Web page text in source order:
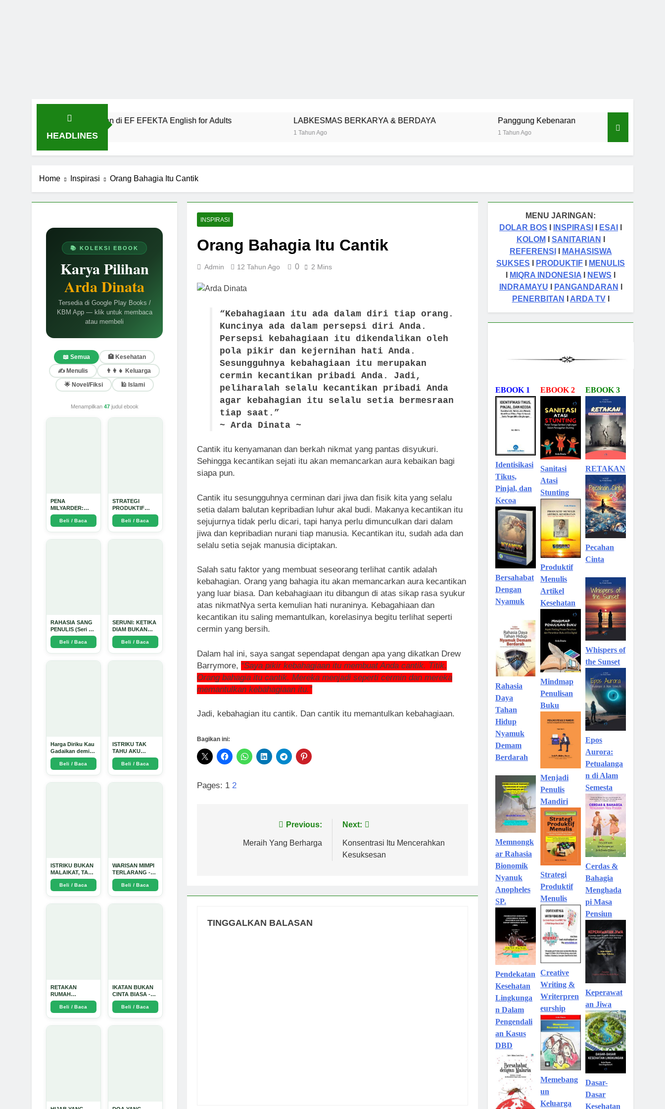
HEADLINES
Kekinian di EF EFEKTA English for Adults LABKESMAS BERKARYA & BERDAYA Panggung Kebenaran
Home Inspirasi Orang Bahagia Itu Cantik
📚 KOLEKSI EBOOK
Karya Pilihan
Arda Dinata
Tersedia di Google Play Books /
KBM App — klik untuk membaca
atau membeli
📖 Semua
🏥 Kesehatan
✍️ Menulis
👨‍👩‍👧 Keluarga
🌟 Novel/Fiksi
🕌 Islami
Menampilkan 47judul ebook
PENA
MILYARDER:
Kisah, Rahasia
Sukses, dan
Panduan Menjadi
Beli / Baca
STRATEGI
PRODUKTIF
MENULIS
UPDATE - Arda
Dinata
Beli / Baca
RAHASIA SANG
PENULIS (Seri 1)
- Arda Dinata
Beli / Baca
SERUNI: KETIKA
DIAM BUKAN
LAGI PILIHAN -
Arda Dinata
Beli / Baca
Harga Diriku Kau
Gadaikan demi
Perempuan Itu -
Arda Dinata
Beli / Baca
ISTRIKU TAK
TAHU AKU
PENGUSAHA
EMAS - Arda
Dinata
Beli / Baca
ISTRIKU BUKAN
MALAIKAT, TAPI
AKU JUGA
TIDAK SUCI -
Beli / Baca
WARISAN MIMPI
TERLARANG -
Arda Dinata
Beli / Baca
RETAKAN
RUMAH
TANGGA:
Sebuah
Perjalanan
Beli / Baca
IKATAN BUKAN
CINTA BIASA -
Arda Dinata
Beli / Baca
INSPIRASI
Orang Bahagia Itu Cantik
Admin 12 Tahun Ago 0 2 Mins
“Kebahagiaan itu ada dalam diri tiap orang.
Kuncinya ada dalam persepsi diri Anda.
Persepsi kebahagiaan itu dikendalikan oleh
pola pikir dan kejernihan hati Anda.
Sesungguhnya kebahagiaan itu merupakan
cermin kecantikan pribadi Anda. Jadi,
peliharalah selalu kecantikan pribadi Anda
agar kebahagian itu selalu setia bermesraan
tiap saat.”
~ Arda Dinata ~
Cantik itu kenyamanan dan berkah nikmat yang pantas disyukuri.
Sehingga kecantikan sejati itu akan memancarkan aura kebaikan bagi
siapa pun.
Cantik itu sesungguhnya cerminan dari jiwa dan fisik kita yang selalu
setia dalam balutan kepribadian luhur akal budi. Makanya kecantikan itu
sejujurnya tidak perlu dicari, tapi hanya perlu dimunculkan dari dalam
jiwa dan kepribadian nurani tiap manusia. Kecantikan itu, sudah ada dan
selalu setia sejak manusia diciptakan.
Salah satu faktor yang membuat seseorang terlihat cantik adalah
kebahagian. Orang yang bahagia itu akan memancarkan aura kecantikan
yang luar biasa. Dan kebahagiaan itu dibangun di atas sikap rasa syukur
atas nikmatNya serta kemulian hati nuraninya. Kebagahiaan dan
kecantikan itu saling memantulkan, korelasinya begitu terlihat seperti
cermin yang bersih.
Dalam hal ini, saya sangat sependapat dengan apa yang dikatkan Drew
Barrymore, “Saya pikir kebahagiaan itu membuat Anda cantik. Titik.
Orang bahagia itu cantik. Mereka menjadi seperti cermin dan mereka
memantulkan kebahagiaan itu.”
Jadi, kebahagian itu cantik. Dan cantik itu memantulkan kebahagiaan.
Bagikan ini:
Pages: 1 2
Previous:
Meraih Yang Berharga
Next:
Konsentrasi Itu Mencerahkan
Kesuksesan
TINGGALKAN BALASAN
MENU JARINGAN:
DOLAR BOS
INSPIRASI ESAI
KOLOM
SANITARIAN
REFERENSI
MAHASISWA
SUKSES
PRODUKTIF
MENULIS
MIQRA INDONESIA NEWS
INDRAMAYU
PANGANDARAN
PENERBITAN
ARDA TVI
EBOOK 1
Identisikasi
Tikus,
Pinjal, dan
Kecoa
Bersahabat
Dengan
Nyamuk
Rahasia
Daya
Tahan
Hidup
Nyamuk
Demam
Berdarah
Memnongk
ar Rahasia
Bionomik
Nyanuk
Anopheles
SP.
Pendekatan
Kesehatan
Lingkunga
n Dalam
Pengendali
an Kasus
DBD
EBOOK 2
Sanitasi
Atasi
Stunting
Produktif
Menulis
Artikel
Kesehatan
Mindmap
Penulisan
Buku
Menjadi
Penulis
Mandiri
Strategi
Produktif
Menulis
Creative
Writing &
Writerpren
eurship
Memebang
un
Keluarga
EBOOK 3
RETAKAN
Pecahan
Cinta
Whispers of
the Sunset
Epos
Aurora:
Petualanga
n di Alam
Semesta
Cerdas &
Bahagia
Menghada
pi Masa
Pensiun
Keperawat
an Jiwa
Dasar-
Dasar
Kesehatan